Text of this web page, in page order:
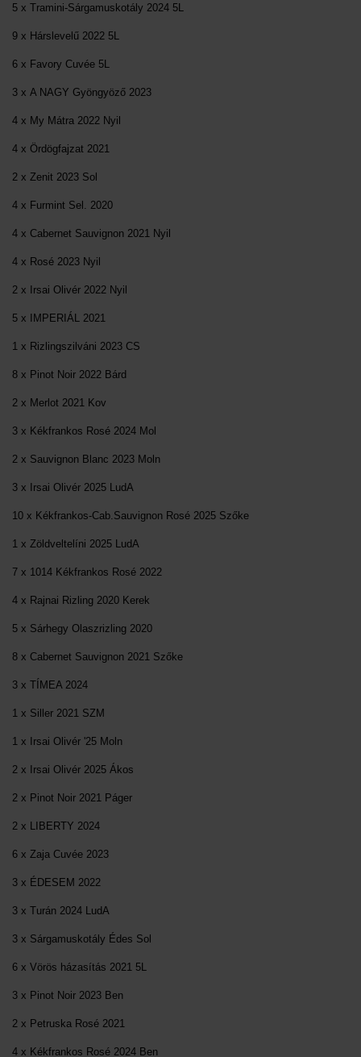
5 x Tramini-Sárgamuskotály 2024 5L
9 x Hárslevelű 2022 5L
6 x Favory Cuvée 5L
3 x A NAGY Gyöngyöző 2023
4 x My Mátra 2022 Nyil
4 x Ördögfajzat 2021
2 x Zenit 2023 Sol
4 x Furmint Sel. 2020
4 x Cabernet Sauvignon 2021 Nyil
4 x Rosé 2023 Nyil
2 x Irsai Olivér 2022 Nyil
5 x IMPERIÁL 2021
1 x Rizlingszilváni 2023 CS
8 x Pinot Noir 2022 Bárd
2 x Merlot 2021 Kov
3 x Kékfrankos Rosé 2024 Mol
2 x Sauvignon Blanc 2023 Moln
3 x Irsai Olivér 2025 LudA
10 x Kékfrankos-Cab.Sauvignon Rosé 2025 Szőke
1 x Zöldveltelíni 2025 LudA
7 x 1014 Kékfrankos Rosé 2022
4 x Rajnai Rizling 2020 Kerek
5 x Sárhegy Olaszrizling 2020
8 x Cabernet Sauvignon 2021 Szőke
3 x TÍMEA 2024
1 x Siller 2021 SZM
1 x Irsai Olivér '25 Moln
2 x Irsai Olivér 2025 Ákos
2 x Pinot Noir 2021 Páger
2 x LIBERTY 2024
6 x Zaja Cuvée 2023
3 x ÉDESEM 2022
3 x Turán 2024 LudA
3 x Sárgamuskotály Édes Sol
6 x Vörös házasítás 2021 5L
3 x Pinot Noir 2023 Ben
2 x Petruska Rosé 2021
4 x Kékfrankos Rosé 2024 Ben